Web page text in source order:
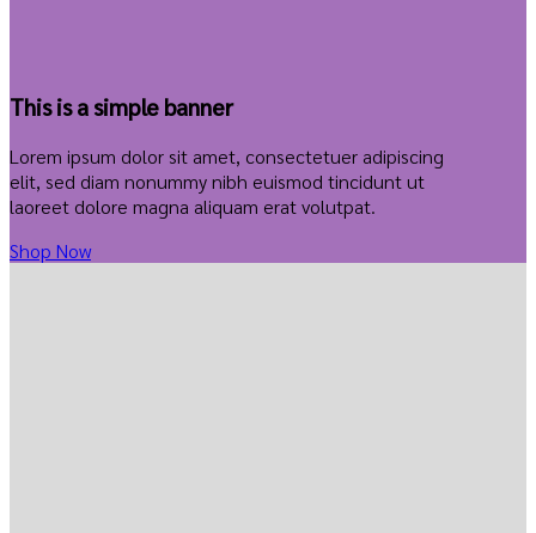
This is a simple banner
Lorem ipsum dolor sit amet, consectetuer adipiscing
elit, sed diam nonummy nibh euismod tincidunt ut
laoreet dolore magna aliquam erat volutpat.
Shop Now